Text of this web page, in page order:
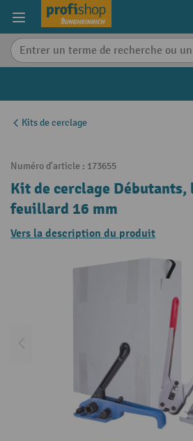
content
Kits de cerclage
Numéro d'article : 173655
Kit de cerclage Débutants,
feuillard 16 mm
Vers la description du produit